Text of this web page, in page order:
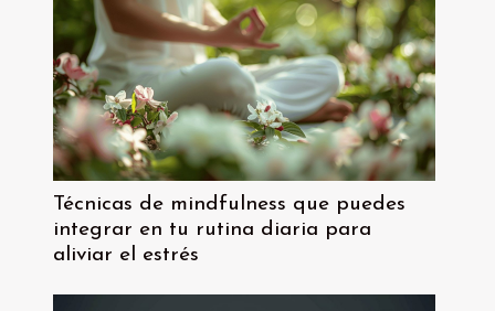
Técnicas de mindfulness que puedes
integrar en tu rutina diaria para
aliviar el estrés